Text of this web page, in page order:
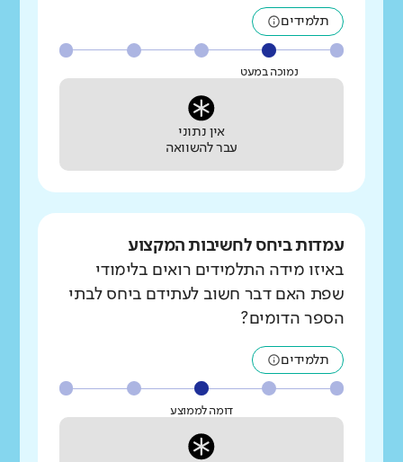
תלמידים
נמוכה במעט
אין נתוני
עבר להשוואה
עמדות ביחס לחשיבות המקצוע
באיזו מידה התלמידים רואים בלימודי
שפת האם דבר חשוב לעתידם ביחס לבתי
הספר הדומים?
תלמידים
דומה לממוצע